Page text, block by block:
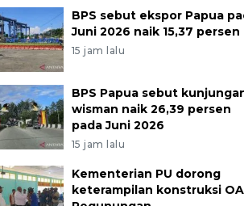
BPS sebut ekspor Papua
Juni 2026 naik 15,37 persen
15 jam lalu
BPS Papua sebut
wisman naik 26,39 persen
pada Juni 2026
15 jam lalu
Kementerian PU dorong
keterampilan konstruksi